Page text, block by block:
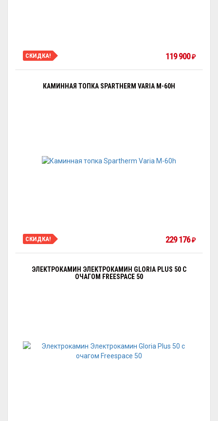
СКИДКА! 119 900₽
КАМИННАЯ ТОПКА SPARTHERM VARIA M-60H
СКИДКА! 229 176₽
ЭЛЕКТРОКАМИН ЭЛЕКТРОКАМИН GLORIA PLUS 50 С
ОЧАГОМ FREESPAСE 50